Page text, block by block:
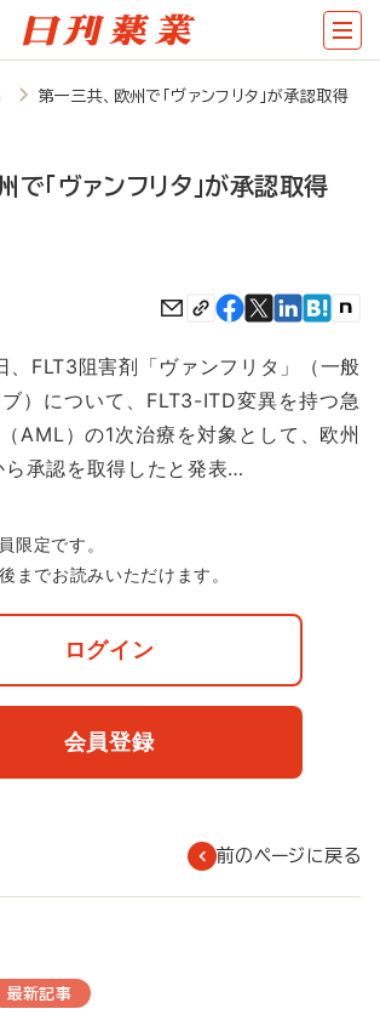
第一三共、欧州で「ヴァンフリタ」が承認取得
で「ヴァンフリタ」が承認取得
FLT3阻害剤「ヴァンフリタ」（一般
）について、FLT3-ITD変異を持つ急
AML）の1次治療を対象として、欧州
承認を取得したと発表…
限定です。
までお読みいただけます。
ログイン
会員登録
前のページに戻る
最新記事